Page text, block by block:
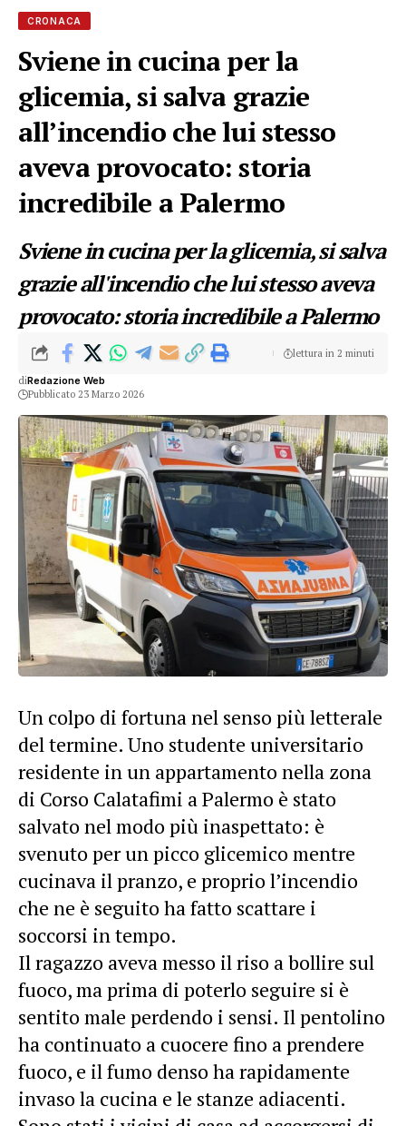
CRONACA
Sviene in cucina per la
glicemia, si salva grazie
all’incendio che lui stesso
aveva provocato: storia
incredibile a Palermo
Sviene in cucina per la glicemia, si salva
grazie all'incendio che lui stesso aveva
provocato: storia incredibile a Palermo
diRedazione Web
Pubblicato 23 Marzo 2026
lettura in 2 minuti
Un colpo di fortuna nel senso più letterale
del termine. Uno studente universitario
residente in un appartamento nella zona
di Corso Calatafimi a Palermo è stato
salvato nel modo più inaspettato: è
svenuto per un picco glicemico mentre
cucinava il pranzo, e proprio l’incendio
che ne è seguito ha fatto scattare i
soccorsi in tempo.
Il ragazzo aveva messo il riso a bollire sul
fuoco, ma prima di poterlo seguire si è
sentito male perdendo i sensi. Il pentolino
ha continuato a cuocere fino a prendere
fuoco, e il fumo denso ha rapidamente
invaso la cucina e le stanze adiacenti.